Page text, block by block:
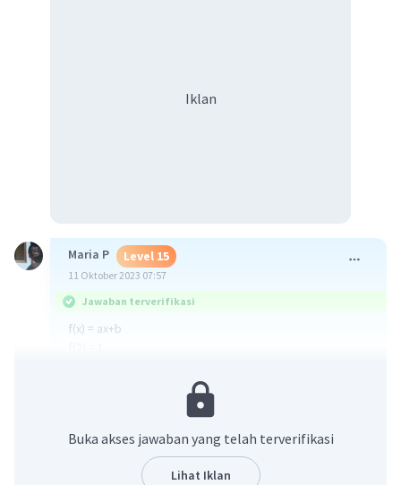
Iklan
Maria P Level 15
11 Oktober 2023 07:57
Jawaban terverifikasi
f(x) = ax+b
1 = 2a+b ... (1)
Buka akses jawaban yang telah terverifikasi
Lihat Iklan